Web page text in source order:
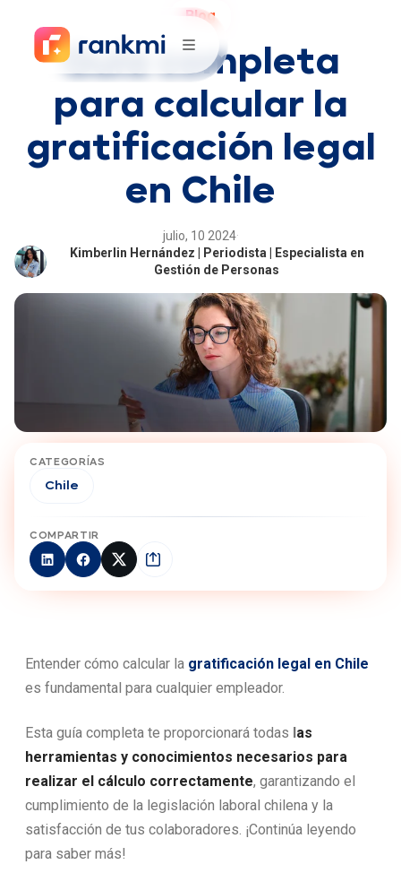
Blog
Guía completa
para calcular la
gratificación legal
en Chile
julio, 10 2024·
Kimberlin Hernández | Periodista | Especialista en
Gestión de Personas
CATEGORÍAS
Chile
COMPARTIR
Entender cómo calcular la gratificación legal en Chile
es fundamental para cualquier empleador.
Esta guía completa te proporcionará todas las
herramientas y conocimientos necesarios para
realizar el cálculo correctamente, garantizando el
cumplimiento de la legislación laboral chilena y la
satisfacción de tus colaboradores. ¡Continúa leyendo
para saber más!